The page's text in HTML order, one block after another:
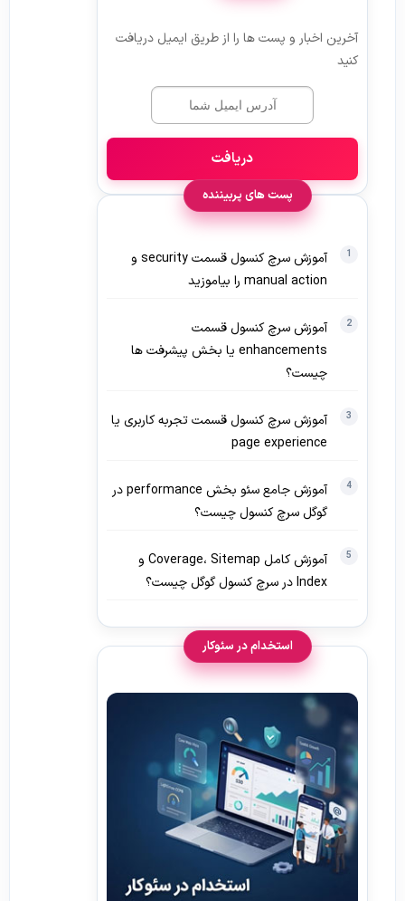
آخرین اخبار و پست ها را از طریق ایمیل دریافت
کنید
دریافت
پست های پربیننده
آموزش سرچ کنسول قسمت security و
manual action را بیاموزید
آموزش سرچ کنسول قسمت
enhancements یا بخش پیشرفت ها
چیست؟
آموزش سرچ کنسول قسمت تجربه کاربری یا
page experience
آموزش جامع سئو بخش performance در
گوگل سرچ کنسول چیست؟
آموزش کامل Coverage، Sitemap و
Index در سرچ کنسول گوگل چیست؟
استخدام در سئوکار